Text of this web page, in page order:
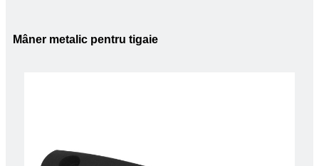
Mâner metalic pentru tigaie